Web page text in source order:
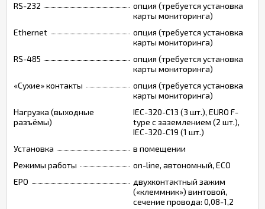
RS-232
опция (требуется установка
карты мониторинга)
Ethernet
опция (требуется установка
карты мониторинга)
RS-485
опция (требуется установка
карты мониторинга)
«Сухие» контакты
опция (требуется установка
карты мониторинга)
Нагрузка (выходные
разъёмы)
IEC-320-C13 (3 шт.), EURO F-
type с заземлением (2 шт.),
IEC-320-C19 (1 шт.)
Установка
в помещении
Режимы работы
on-line, автономный, ECO
EPO
двухконтактный зажим
(«клеммник») винтовой,
сечение провода: 0,08-1,2